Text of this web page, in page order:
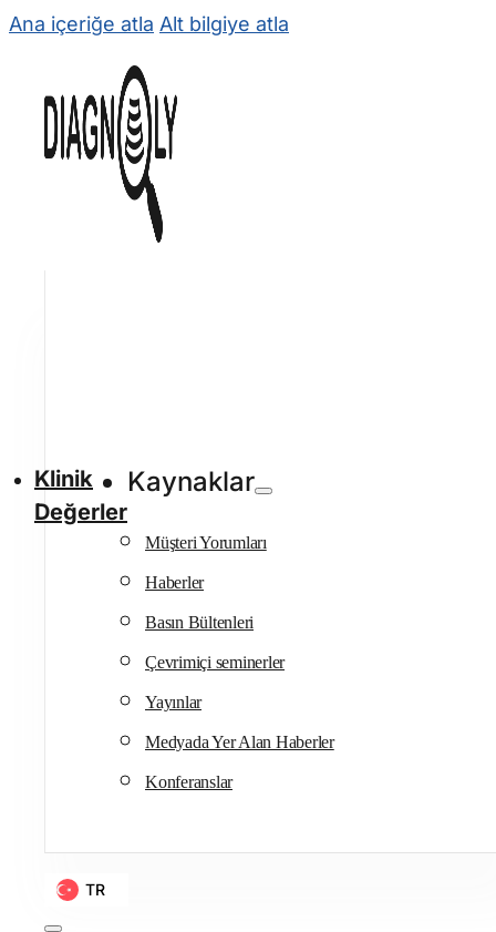
Ana içeriğe atla Alt bilgiye atla
Klinik
Değerler
Kaynaklar
Müşteri Yorumları
Haberler
Basın Bültenleri
Çevrimiçi seminerler
Yayınlar
Medyada Yer Alan Haberler
Konferanslar
TR